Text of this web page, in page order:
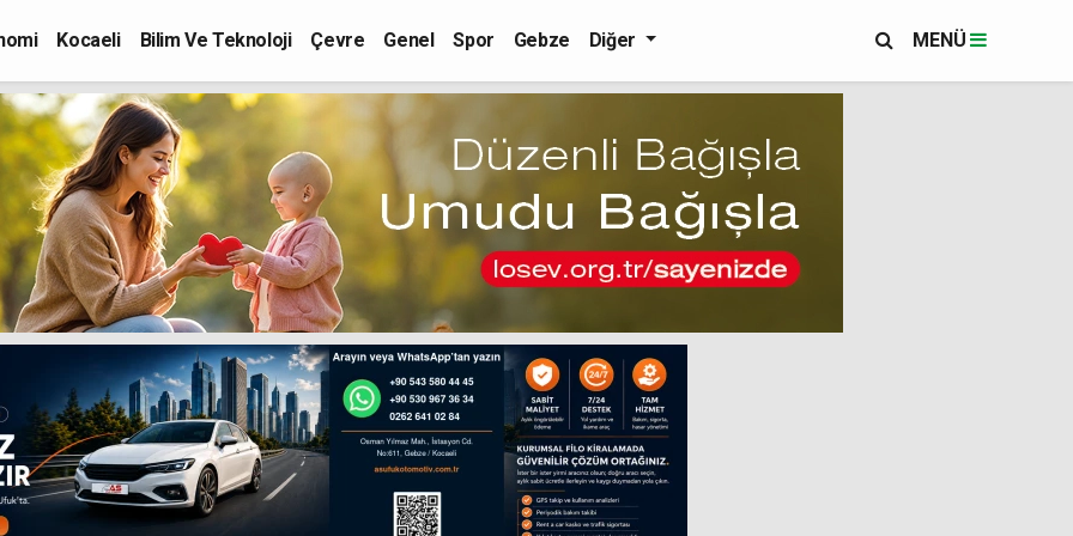
Kocaeli Bilim Ve Teknoloji Çevre Genel Spor Gebze Diğer MENÜ